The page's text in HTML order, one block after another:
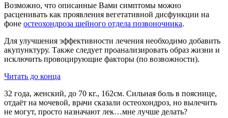
Возможно, что описанные Вами симптомы можно
расценивать как проявления вегетативной дисфункции на
фоне остеохондроза шейного отдела позвоночника.
Для улучшения эффективности лечения необходимо добавить
акупунктуру. Также следует проанализировать образ жизни и
исключить провоцирующие факторы (по возвожности).
Читать до конца
32 года, женский, до 70 кг., 162см. Сильная боль в пояснице,
отдаёт на мочевой, врачи сказали остеохондроз, но вылечить
не могут, просто назначают лек…мне лучше делать?